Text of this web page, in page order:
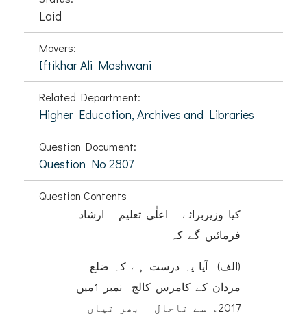
Laid
Movers:
Iftikhar Ali Mashwani
Related Department:
Higher Education, Archives and Libraries
Question Document:
Question No 2807
Question Contents
کیا وزیربرائے اعلٰی تعلیم ارشاد
فرمائیں گے کہ
(الف) آیا یہ درست ہے کہ ضلع
مردان کے کامرس کالج نمبر 1میں
2017ء سے تاحال بھر تیاں